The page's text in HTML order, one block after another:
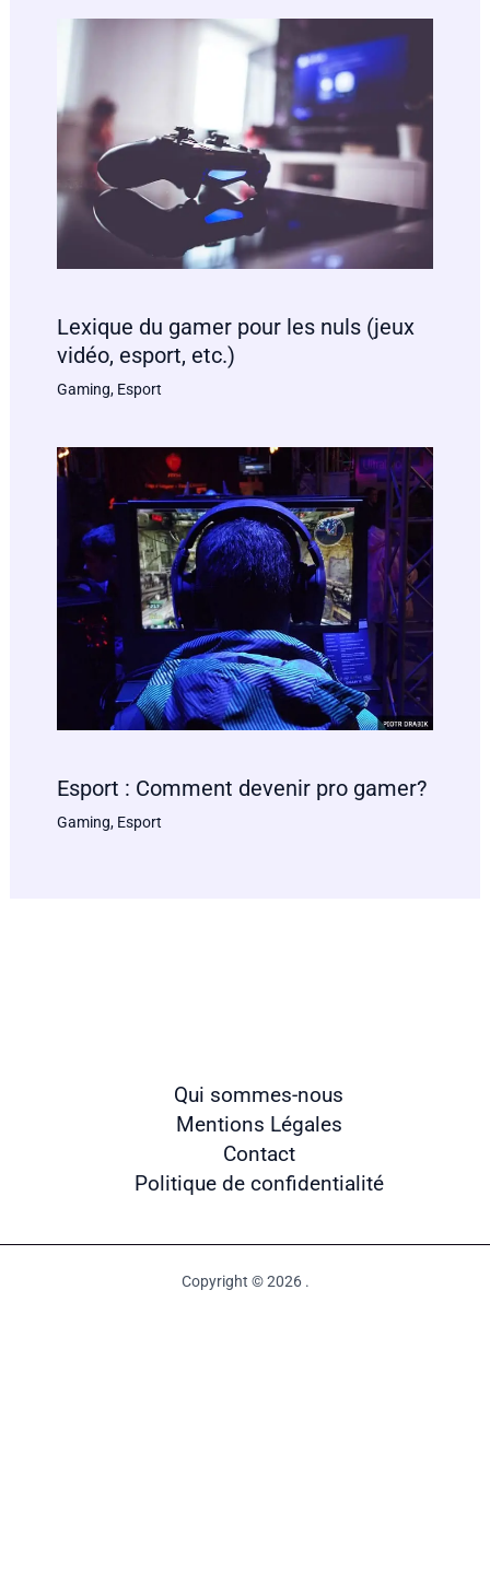
Lexique du gamer pour les nuls (jeux
vidéo, esport, etc.)
Gaming, Esport
Esport : Comment devenir pro gamer?
Gaming, Esport
Qui sommes-nous
Mentions Légales
Contact
Politique de confidentialité
Copyright © 2026 .